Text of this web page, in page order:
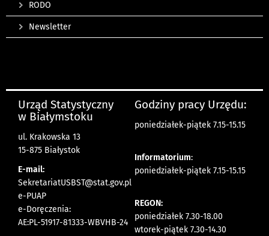
RODO
Newsletter
Urząd Statystyczny
w Białymstoku
ul. Krakowska 13
15-875 Białystok
E-mail:
SekretariatUSBST@stat.gov.pl
e-PUAP
e-Doręczenia:
AE:PL-51917-81333-WBVHB-24
Godziny pracy Urzędu:
poniedziałek-piątek 7.15-15.15
Informatorium:
poniedziałek-piątek 7.15-15.15
REGON:
poniedziałek 7.30-18.00
wtorek-piątek 7.30-14.30